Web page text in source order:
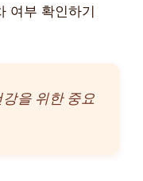
여부 확인하기
을 위한 중요